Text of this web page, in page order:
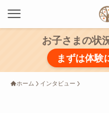
お子さまの状
まずは体験
ホーム インタビュー